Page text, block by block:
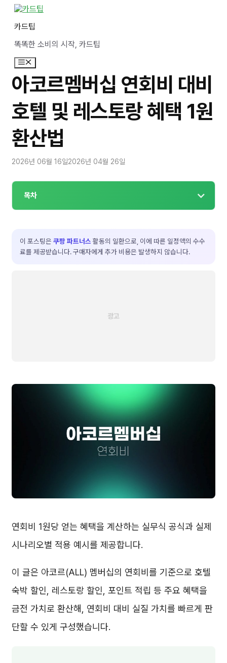
카드팁
똑똑한 소비의 시작, 카드팁
메
뉴
아코르멤버십 연회비 대비
호텔 및 레스토랑 혜택 1원
환산법
2026년 06월 16일2026년 04월 26일
목차
이 포스팅은 쿠팡 파트너스 활동의 일환으로, 이에 따른 일정액의 수수
료를 제공받습니다. 구매자에게 추가 비용은 발생하지 않습니다.
연회비 1원당 얻는 혜택을 계산하는 실무식 공식과 실제
시나리오별 적용 예시를 제공합니다.
이 글은 아코르(ALL) 멤버십의 연회비를 기준으로 호텔
숙박 할인, 레스토랑 할인, 포인트 적립 등 주요 혜택을
금전 가치로 환산해, 연회비 대비 실질 가치를 빠르게 판
단할 수 있게 구성했습니다.